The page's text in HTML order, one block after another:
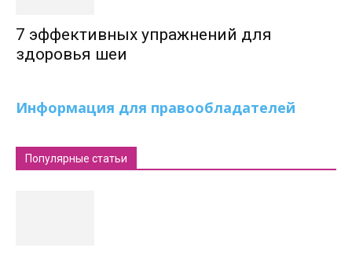
7 эффективных упражнений для
здоровья шеи
Информация для правообладателей
Популярные статьи